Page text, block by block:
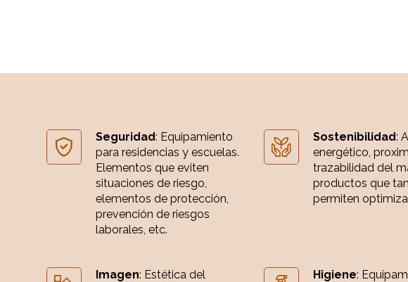
Seguridad: Equipamiento
para residencias y escuelas.
Elementos que eviten
situaciones de riesgo,
elementos de protección,
prevención de riesgos
laborales, etc.
Sostenibilidad:
energético,
trazabilidad del
productos que
permiten
Imagen: Estética del
Higiene: